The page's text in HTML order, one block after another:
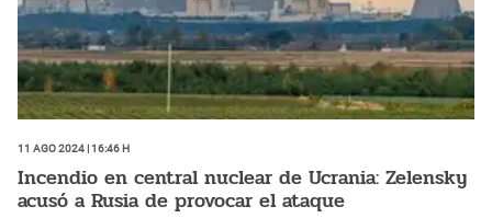
11 Ago 2024 | 16:46 h
Incendio en central nuclear de Ucrania: Zelensky
acusó a Rusia de provocar el ataque